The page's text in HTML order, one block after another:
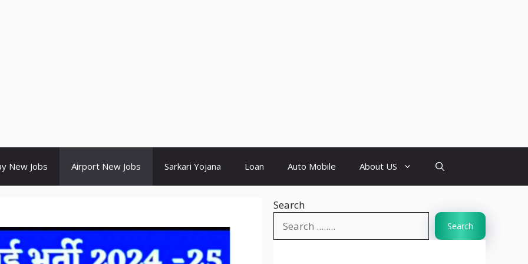
New Jobs Airport New Jobs Sarkari Yojana Loan Auto Mobile About US
Search
Search